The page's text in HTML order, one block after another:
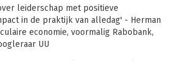
leiderschap met positieve
in de praktijk van alledag' - Herman
economie, voormalig Rabobank,
UU